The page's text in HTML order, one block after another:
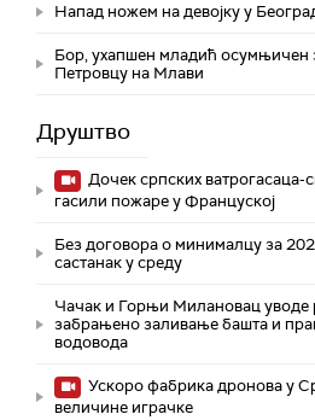
Напад ножем на девојку у
Бор, ухапшен младић осумњичен
Петровцу на Млави
Друштво
Дочек српских ватрогасаца-
гасили пожаре у Француској
Без договора о минималцу за
састанак у среду
Чачак и Горњи Милановац уводе
забрањено заливање башта и
водовода
Ускоро фабрика дронова у
величине играчке